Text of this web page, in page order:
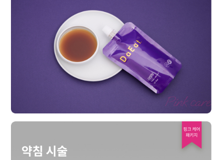
핑크 케어
패키지
약침 시술